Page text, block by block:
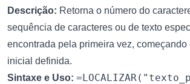
Descrição: Retorna o número do
sequência de caracteres ou de texto
encontrada pela primeira vez,
inicial definida.
Sintaxe e Uso: